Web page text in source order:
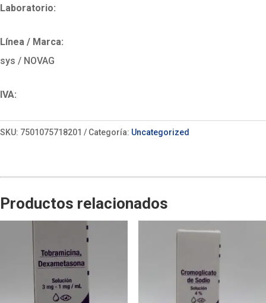
Laboratorio:
Línea / Marca:
sys / NOVAG
IVA:
SKU: 7501075718201 Categoría: Uncategorized
Productos relacionados